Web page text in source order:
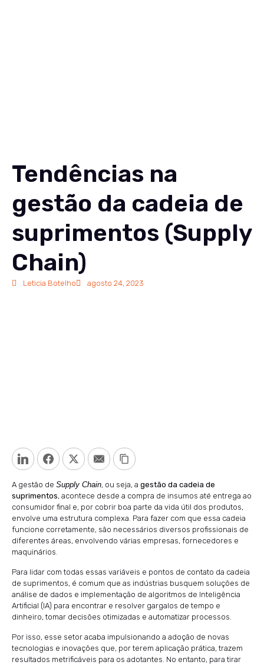
Tendências na
gestão da cadeia de
suprimentos (Supply
Chain)
Leticia Botelho agosto 24, 2023
LinkedInFacebookTwitterEmail Copy Link
A gestão de Supply Chain, ou seja, a gestão da cadeia de
suprimentos, acontece desde a compra de insumos até entrega ao
consumidor final e, por cobrir boa parte da vida útil dos produtos,
envolve uma estrutura complexa. Para fazer com que essa cadeia
funcione corretamente, são necessários diversos profissionais de
diferentes áreas, envolvendo várias empresas, fornecedores e
maquinários.
Para lidar com todas essas variáveis e pontos de contato da cadeia
de suprimentos, é comum que as indústrias busquem soluções de
análise de dados e implementação de algoritmos de Inteligência
Artificial (IA) para encontrar e resolver gargalos de tempo e
dinheiro, tomar decisões otimizadas e automatizar processos.
Por isso, esse setor acaba impulsionando a adoção de novas
tecnologias e inovações que, por terem aplicação prática, trazem
resultados metrificáveis para os adotantes. No entanto, para tirar